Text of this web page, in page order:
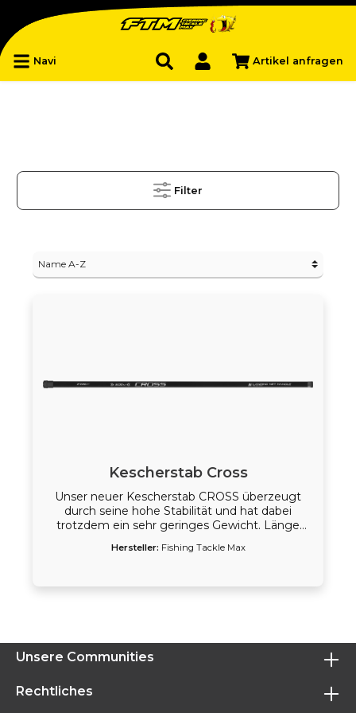
Navi Artikel anfragen
Filter
Kescherstab Cross
Unser neuer Kescherstab CROSS überzeugt
durch seine hohe Stabilität und hat dabei
trotzdem ein sehr geringes Gewicht. Länge
Hersteller: Fishing Tackle Max
Unsere Communities
Rechtliches